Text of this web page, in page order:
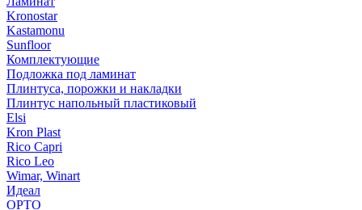
Kronostar
Kastamonu
Sunfloor
Комплектующие
Подложка под ламинат
Плинтуса, порожки и накладки
Плинтус напольный пластиковый
Elsi
Kron Plast
Rico Capri
Rico Leo
Wimar, Winart
Идеал
ОРТО